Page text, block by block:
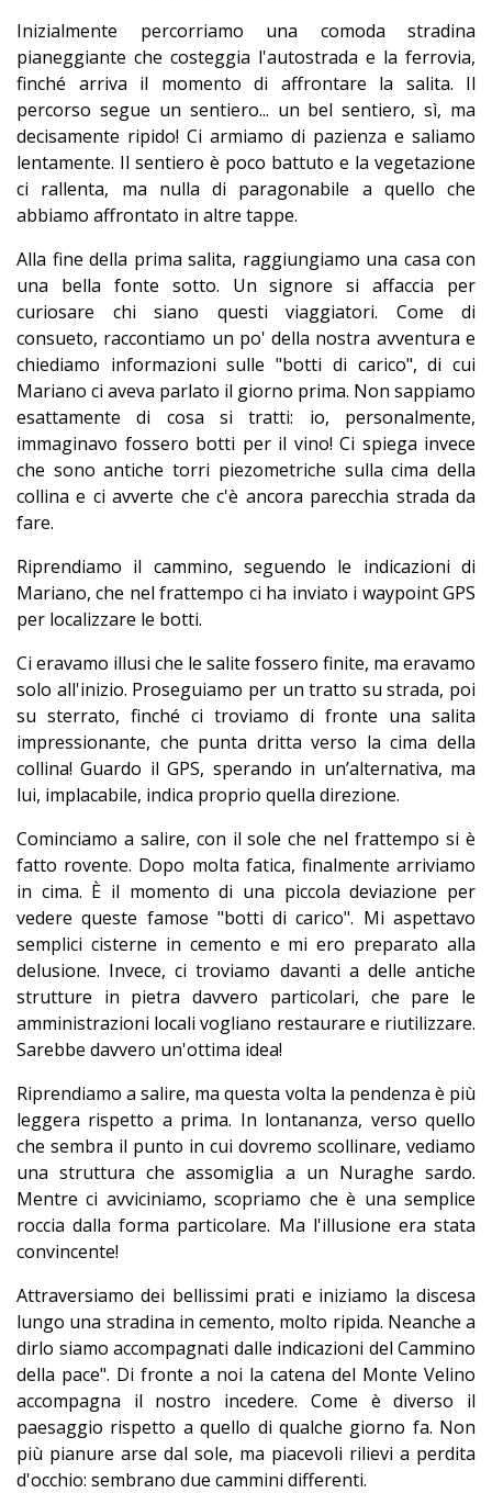
Inizialmente percorriamo una comoda stradina
pianeggiante che costeggia l'autostrada e la ferrovia,
finché arriva il momento di affrontare la salita. Il
percorso segue un sentiero... un bel sentiero, sì, ma
decisamente ripido! Ci armiamo di pazienza e saliamo
lentamente. Il sentiero è poco battuto e la vegetazione
ci rallenta, ma nulla di paragonabile a quello che
abbiamo affrontato in altre tappe.
Alla fine della prima salita, raggiungiamo una casa con
una bella fonte sotto. Un signore si affaccia per
curiosare chi siano questi viaggiatori. Come di
consueto, raccontiamo un po' della nostra avventura e
chiediamo informazioni sulle "botti di carico", di cui
Mariano ci aveva parlato il giorno prima. Non sappiamo
esattamente di cosa si tratti: io, personalmente,
immaginavo fossero botti per il vino! Ci spiega invece
che sono antiche torri piezometriche sulla cima della
collina e ci avverte che c'è ancora parecchia strada da
fare.
Riprendiamo il cammino, seguendo le indicazioni di
Mariano, che nel frattempo ci ha inviato i waypoint GPS
per localizzare le botti.
Ci eravamo illusi che le salite fossero finite, ma eravamo
solo all'inizio. Proseguiamo per un tratto su strada, poi
su sterrato, finché ci troviamo di fronte una salita
impressionante, che punta dritta verso la cima della
collina! Guardo il GPS, sperando in un’alternativa, ma
lui, implacabile, indica proprio quella direzione.
Cominciamo a salire, con il sole che nel frattempo si è
fatto rovente. Dopo molta fatica, finalmente arriviamo
in cima. È il momento di una piccola deviazione per
vedere queste famose "botti di carico". Mi aspettavo
semplici cisterne in cemento e mi ero preparato alla
delusione. Invece, ci troviamo davanti a delle antiche
strutture in pietra davvero particolari, che pare le
amministrazioni locali vogliano restaurare e riutilizzare.
Sarebbe davvero un'ottima idea!
Riprendiamo a salire, ma questa volta la pendenza è più
leggera rispetto a prima. In lontananza, verso quello
che sembra il punto in cui dovremo scollinare, vediamo
una struttura che assomiglia a un Nuraghe sardo.
Mentre ci avviciniamo, scopriamo che è una semplice
roccia dalla forma particolare. Ma l'illusione era stata
convincente!
Attraversiamo dei bellissimi prati e iniziamo la discesa
lungo una stradina in cemento, molto ripida. Neanche a
dirlo siamo accompagnati dalle indicazioni del Cammino
della pace". Di fronte a noi la catena del Monte Velino
accompagna il nostro incedere. Come è diverso il
paesaggio rispetto a quello di qualche giorno fa. Non
più pianure arse dal sole, ma piacevoli rilievi a perdita
d'occhio: sembrano due cammini differenti.